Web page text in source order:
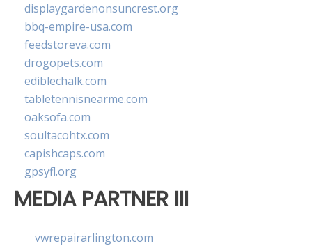
displaygardenonsuncrest.org
bbq-empire-usa.com
feedstoreva.com
drogopets.com
ediblechalk.com
tabletennisnearme.com
oaksofa.com
soultacohtx.com
capishcaps.com
gpsyfl.org
MEDIA PARTNER III
vwrepairarlington.com